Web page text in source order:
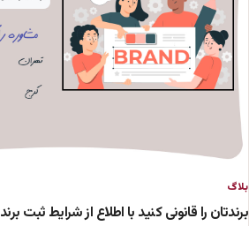
بلاگ
برندتان را قانونی کنید با اطلاع از شرایط ثبت برند